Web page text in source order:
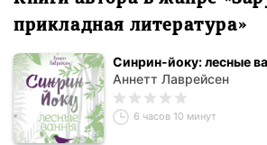
прикладная литература»
Синрин-йоку: лесные
Аннетт Лаврейсен
6 часов 10 минут